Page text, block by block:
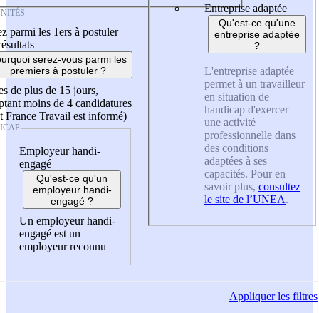
parmi les 1ers à postuler
serez-vous parmi les
premiers à postuler ?
de plus de 15 jours,
moins de 4 candidatures
France Travail est informé)
Employeur handi-
engagé
Qu'est-ce qu'un
employeur handi-
engagé ?
Un employeur handi-
engagé est un
employeur reconnu
Entreprise adaptée
Qu'est-ce qu'une
entreprise adaptée
?
L'entreprise adaptée
permet à un travailleur
en situation de
handicap d'exercer
une activité
professionnelle dans
des conditions
adaptées à ses
capacités. Pour en
savoir plus, consultez
le site de l’UNEA.
Appliquerles filtres